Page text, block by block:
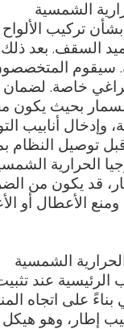
الشمسية
تركيب
السقف. بعد
سيقوم
براغي خاصة.
بحيث يكون
وإدخال أنابيب
قبل توصيل
الحرارية
قد يكون من
الأعطال أو
الشمسية
الرئيسية عند
بناءً على اتجاه